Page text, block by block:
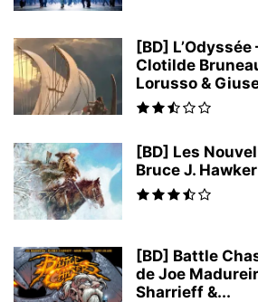
[BD]
Clotilde
Lorusso &
[BD] Les
Bruce J. Hawker
[BD] Battle
de Joe
Sharrieff &...